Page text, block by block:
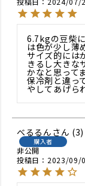
6.7kgの豆柴
は色が少し薄
サイズ的には
きるし大きな
かなと思ってま
保冷剤と違っ
やしてあげら
べるるん 3
購入者
非公開
投稿日
2023/09/